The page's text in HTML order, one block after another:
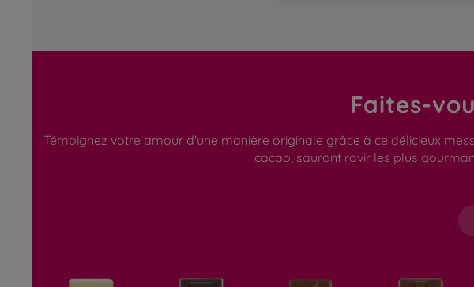
Faites-
Témoignez votre amour d'une manière originale grâce à ce délicieux
cacao, sauront ravir les plus